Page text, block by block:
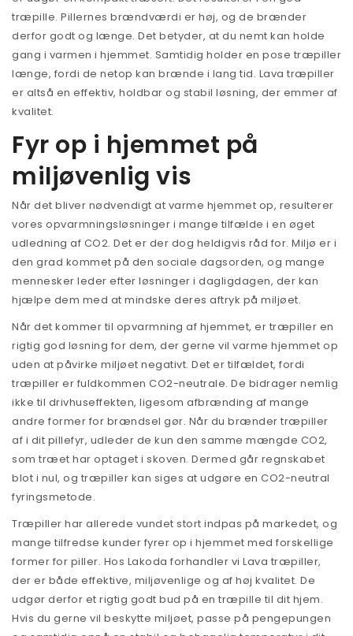
træpille. Pillernes brændværdi er høj, og de brænder
derfor godt og længe. Det betyder, at du nemt kan holde
gang i varmen i hjemmet. Samtidig holder en pose træpiller
længe, fordi de netop kan brænde i lang tid. Lava træpiller
er altså en effektiv, holdbar og stabil løsning, der emmer af
kvalitet.
Fyr op i hjemmet på
miljøvenlig vis
Når det bliver nødvendigt at varme hjemmet op, resulterer
vores opvarmningsløsninger i mange tilfælde i en øget
udledning af CO2. Det er der dog heldigvis råd for. Miljø er i
den grad kommet på den sociale dagsorden, og mange
mennesker leder efter løsninger i dagligdagen, der kan
hjælpe dem med at mindske deres aftryk på miljøet.
Når det kommer til opvarmning af hjemmet, er træpiller en
rigtig god løsning for dem, der gerne vil varme hjemmet op
uden at påvirke miljøet negativt. Det er tilfældet, fordi
træpiller er fuldkommen CO2-neutrale. De bidrager nemlig
ikke til drivhuseffekten, ligesom afbrænding af mange
andre former for brændsel gør. Når du brænder træpiller
af i dit pillefyr, udleder de kun den samme mængde CO2,
som træet har optaget i skoven. Dermed går regnskabet
blot i nul, og træpiller kan siges at udgøre en CO2-neutral
fyringsmetode.
Træpiller har allerede vundet stort indpas på markedet, og
mange tilfredse kunder fyrer op i hjemmet med forskellige
former for piller. Hos Lakoda forhandler vi Lava træpiller,
der er både effektive, miljøvenlige og af høj kvalitet. De
udgør derfor et rigtig godt bud på en træpille til dit hjem.
Hvis du gerne vil beskytte miljøet, passe på pengepungen